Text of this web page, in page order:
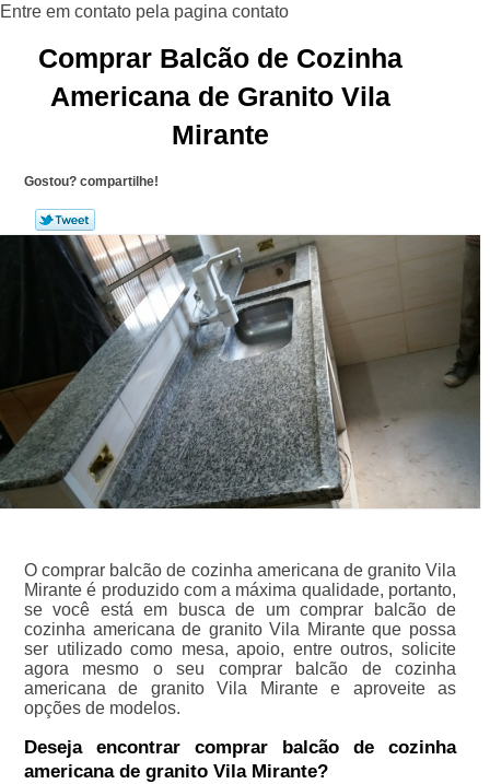
Comprar Balcão de Cozinha
Americana de Granito Vila
Mirante
Gostou? compartilhe!
O comprar balcão de cozinha americana de granito Vila
Mirante é produzido com a máxima qualidade, portanto,
se você está em busca de um comprar balcão de
cozinha americana de granito Vila Mirante que possa
ser utilizado como mesa, apoio, entre outros, solicite
agora mesmo o seu comprar balcão de cozinha
americana de granito Vila Mirante e aproveite as
opções de modelos.
Deseja encontrar comprar balcão de cozinha
americana de granito Vila Mirante?